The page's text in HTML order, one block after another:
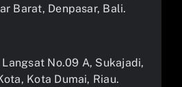
Barat, Denpasar, Bali.
Langsat No.09 A, Sukajadi,
Kota Dumai, Riau.